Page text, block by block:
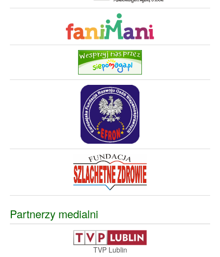
Partnerzy medialni
TVP Lublin